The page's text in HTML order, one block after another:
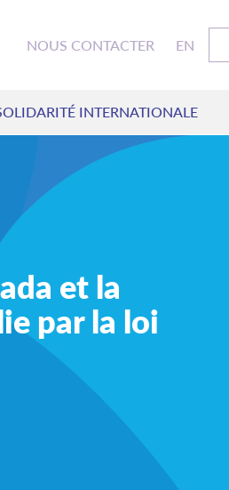
NOUS CONTACTER EN
INTERNATIONALE
et la
par la loi